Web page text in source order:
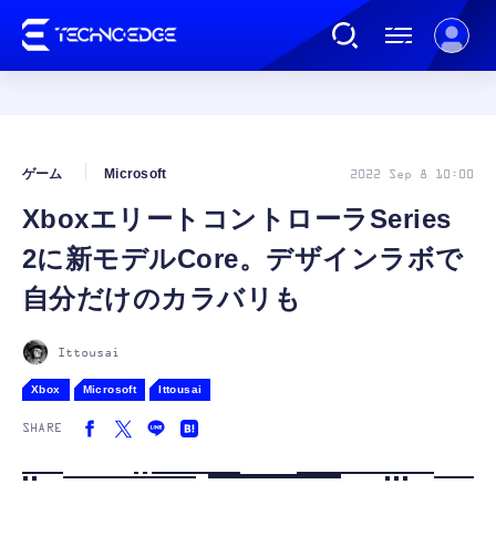
AI
ガジェット
カルチャー
XboxエリートコントローラSeries
2に新モデルCore。デザインラボで
自分だけのカラバリも
ゲーム Microsoft 2022 Sep 8 10:00
Ittousai
Xbox Microsoft Ittousai
SHARE